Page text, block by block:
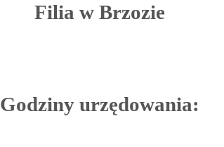
Filia w Brzozie
Godziny urzędowania: